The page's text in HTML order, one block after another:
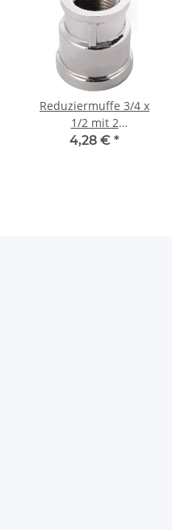
Reduziermuffe 3/4 x
1/2 mit 2
Innengewinden
4,28 € *